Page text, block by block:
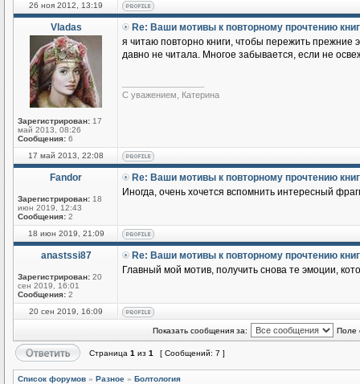
26 ноя 2012, 13:19
Vladas
Зарегистрирован: 17
май 2013, 08:26
Сообщения: 6
Re: Ваши мотивы к повторному прочтению
я читаю повторно книги, чтобы пережить прежние
давно не читала. Многое забывается, если не
С уважением, Катерина
17 май 2013, 22:08
Fandor
Зарегистрирован: 18
июн 2019, 12:43
Сообщения: 2
Re: Ваши мотивы к повторному прочтению
Иногда, очень хочется вспомнить интересный
18 июн 2019, 21:09
anastssi87
Зарегистрирован: 20
сен 2019, 16:01
Сообщения: 2
Re: Ваши мотивы к повторному прочтению
Главный мой мотив, получить снова те эмоции,
20 сен 2019, 16:09
Показать сообщения за: Поле
Страница 1 из 1 [ Сообщений: 7 ]
Список форумов » Разное » Болтология